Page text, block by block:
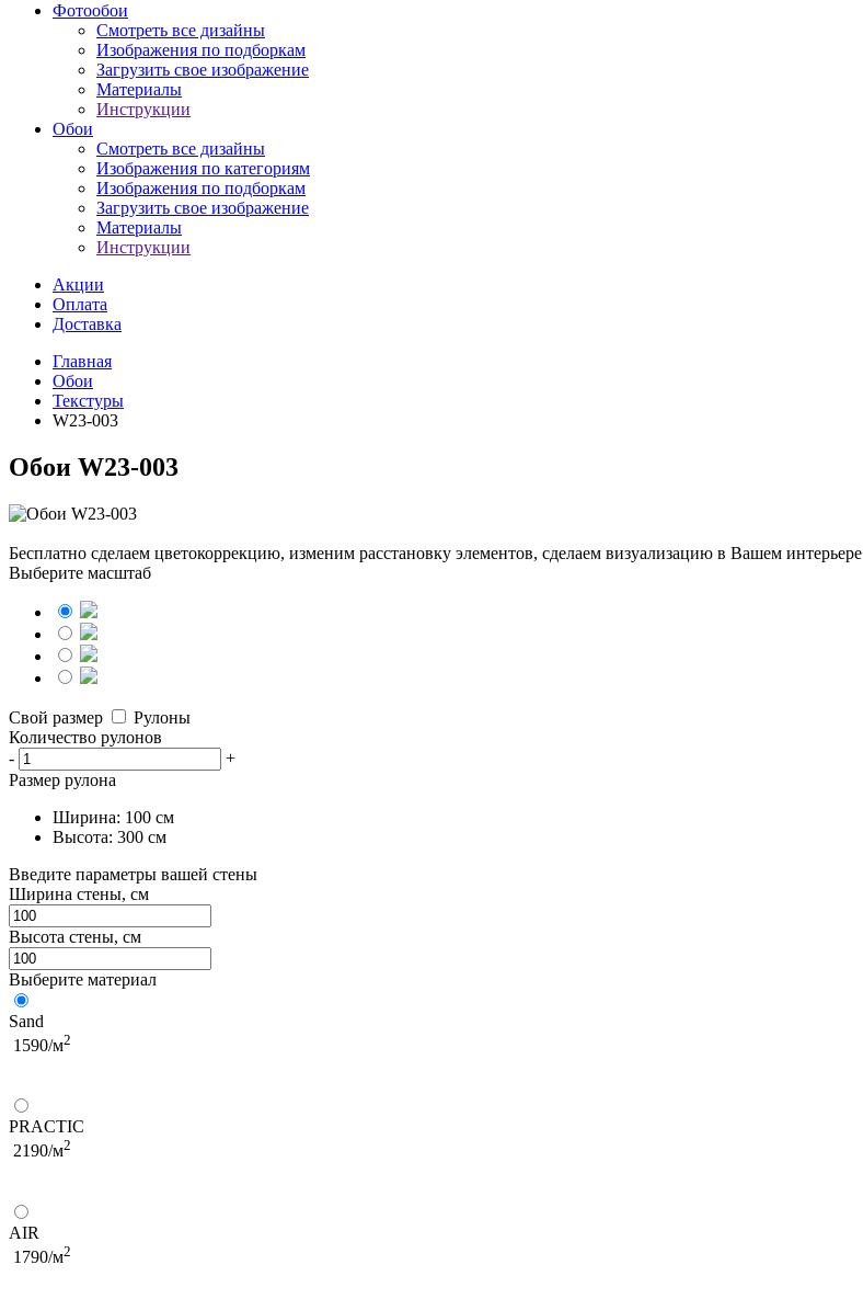
Фотообои
Смотреть все дизайны
Изображения по подборкам
Загрузить свое изображение
Материалы
Инструкции
Обои
Смотреть все дизайны
Изображения по категориям
Изображения по подборкам
Загрузить свое изображение
Материалы
Инструкции
Акции
Оплата
Доставка
Главная
Обои
Текстуры
W23-003
Обои W23-003
Бесплатно сделаем цветокоррекцию, изменим расстановку элементов, сделаем визуализацию в Вашем интерьере
Выберите масштаб
Свой размер
Рулоны
Количество рулонов
-
+
Размер рулона
Ширина: 100 см
Высота: 300 см
Введите параметры вашей стены
Ширина стены, см
Высота стены, см
Выберите материал
Sand
1590/м2
PRACTIC
2190/м2
AIR
1790/м2